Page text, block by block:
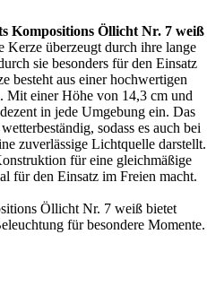
Kompositions Öllicht Nr. 7 weiß
Kerze überzeugt durch ihre lange
sie besonders für den Einsatz
besteht aus einer hochwertigen
Mit einer Höhe von 14,3 cm und
in jede Umgebung ein. Das
sodass es auch bei
zuverlässige Lichtquelle darstellt.
für eine gleichmäßige
für den Einsatz im Freien macht.
Öllicht Nr. 7 weiß bietet
für besondere Momente.